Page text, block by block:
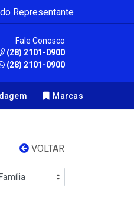
Representante
Fale Conosco
(28) 2101-0900
(28) 2101-0900
Marcas
VOLTAR